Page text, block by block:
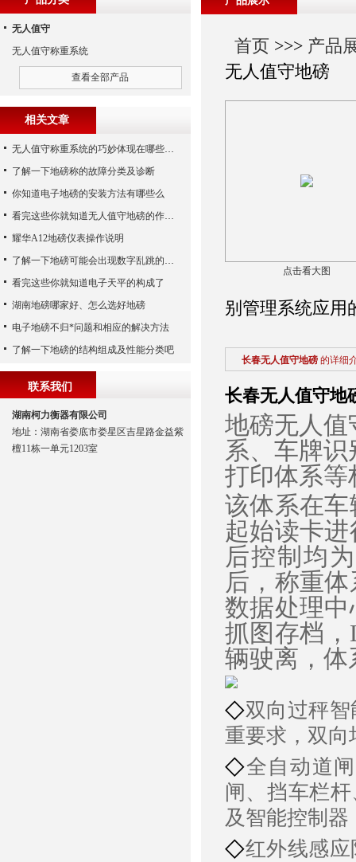
首页 >>> 产品
无人值守地磅
点击看大图
别管理系统应用
长春无人值守地磅 的详细
长春无人值守地
地磅无人值
系、车牌
打印体系等
该体系在
起始读卡
后控制均
后，称重
数据处理
抓图存档
辆驶离，体
◇双向过秤
重要求，双向
◇全自动道
闸、挡车栏
及智能控制器
◇红外线感
无人值守
无人值守称重系统
查看全部产品
相关文章
无人值守称重系统的巧妙体现在哪些方面呢？
了解一下地磅称的故障分类及诊断
你知道电子地磅的安装方法有哪些么
看完这些你就知道无人值守地磅的作用了
耀华A12地磅仪表操作说明
了解一下地磅可能会出现数字乱跳的原因
看完这些你就知道电子天平的构成了
湖南地磅哪家好、怎么选好地磅
电子地磅不归*问题和相应的解决方法
了解一下地磅的结构组成及性能分类吧
联系我们
湖南柯力衡器有限公司
地址：湖南省娄底市娄星区吉星路金益紫
檀11栋一单元1203室